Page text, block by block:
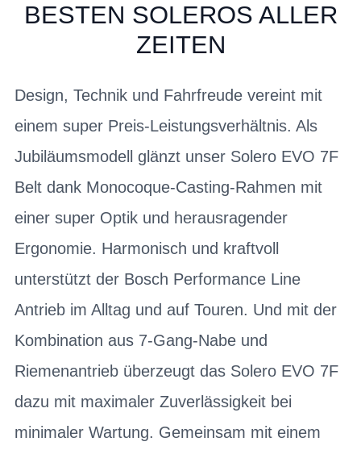
BESTEN SOLEROS ALLER
ZEITEN
Design, Technik und Fahrfreude vereint mit
einem super Preis-Leistungsverhältnis. Als
Jubiläumsmodell glänzt unser Solero EVO 7F
Belt dank Monocoque-Casting-Rahmen mit
einer super Optik und herausragender
Ergonomie. Harmonisch und kraftvoll
unterstützt der Bosch Performance Line
Antrieb im Alltag und auf Touren. Und mit der
Kombination aus 7-Gang-Nabe und
Riemenantrieb überzeugt das Solero EVO 7F
dazu mit maximaler Zuverlässigkeit bei
minimaler Wartung. Gemeinsam mit einem